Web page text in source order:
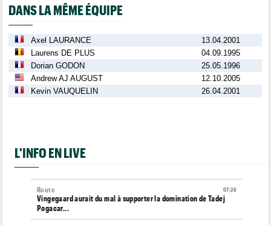
DANS LA MÊME ÉQUIPE
Axel LAURANCE
13.04.2001
Laurens DE PLUS
04.09.1995
Dorian GODON
25.05.1996
Andrew AJ AUGUST
12.10.2005
Kevin VAUQUELIN
26.04.2001
L'INFO EN LIVE
07:26
Route
Vingegaard aurait du mal à supporter la domination de Tadej
Pogacar...